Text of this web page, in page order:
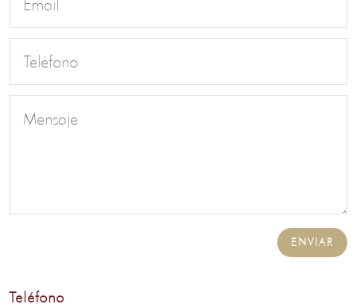
ENVIAR
Teléfono